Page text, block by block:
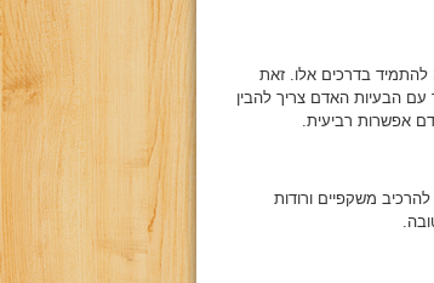
להתמיד בדרכים אלו. זאת
עם הבעיות האדם צריך להבין
אפשרות רביעית.
משקפיים ורודות